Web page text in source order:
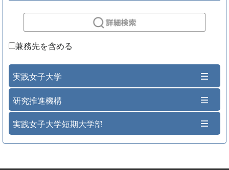
兼務先を含める
実践女子大学
研究推進機構
実践女子大学短期大学部